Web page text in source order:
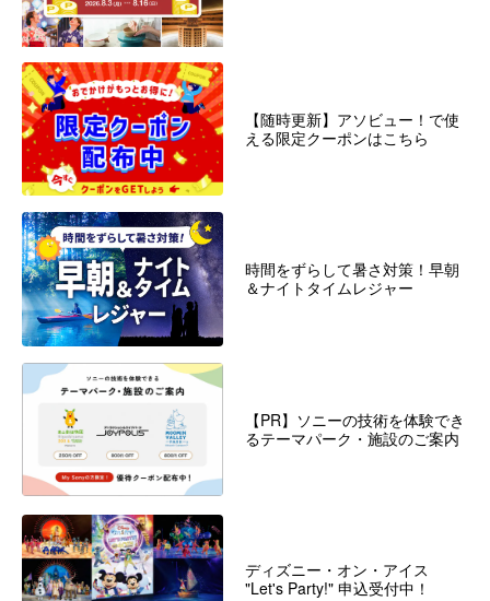
【随時更新】アソビュー！で使
える限定クーポンはこちら
時間をずらして暑さ対策！早朝
＆ナイトタイムレジャー
【PR】ソニーの技術を体験でき
るテーマパーク・施設のご案内
ディズニー・オン・アイス
"Let's Party!" 申込受付中！